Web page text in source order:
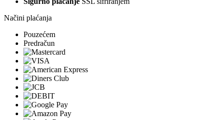
Načini plaćanja
Pouzećem
Predračun